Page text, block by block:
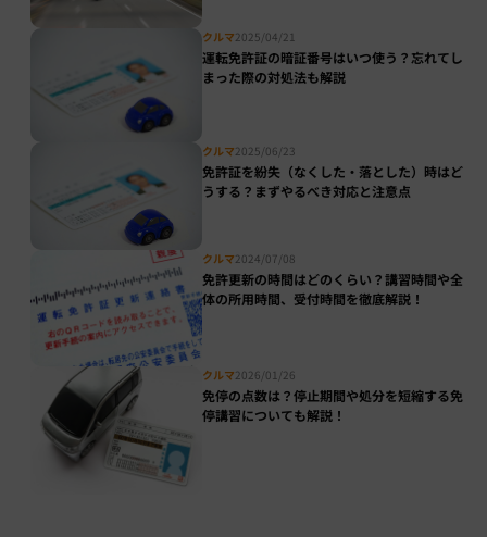
クルマ2025/04/21
運転免許証の暗証番号はいつ使う？忘れてし
まった際の対処法も解説
クルマ2025/06/23
免許証を紛失（なくした・落とした）時はど
うする？まずやるべき対応と注意点
クルマ2024/07/08
免許更新の時間はどのくらい？講習時間や全
体の所用時間、受付時間を徹底解説！
クルマ2026/01/26
免停の点数は？停止期間や処分を短縮する免
停講習についても解説！